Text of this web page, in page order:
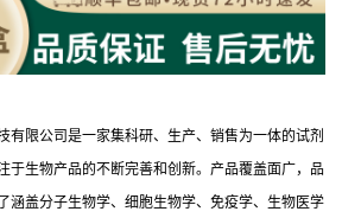
有限公司是一家集科研、生产、销售为一体的试剂
于生物产品的不断完善和创新。产品覆盖面广，品
涵盖分子生物学、细胞生物学、免疫学、生物医学